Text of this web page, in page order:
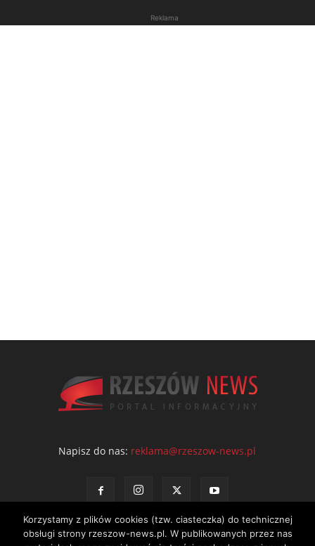
Reklama
Napisz do nas: reklama@rzeszow-news.pl
Korzystamy z plików cookies (tzw. ciasteczka) do technicznej
obsługi strony rzeszow-news.pl. W publikowanych przez nas